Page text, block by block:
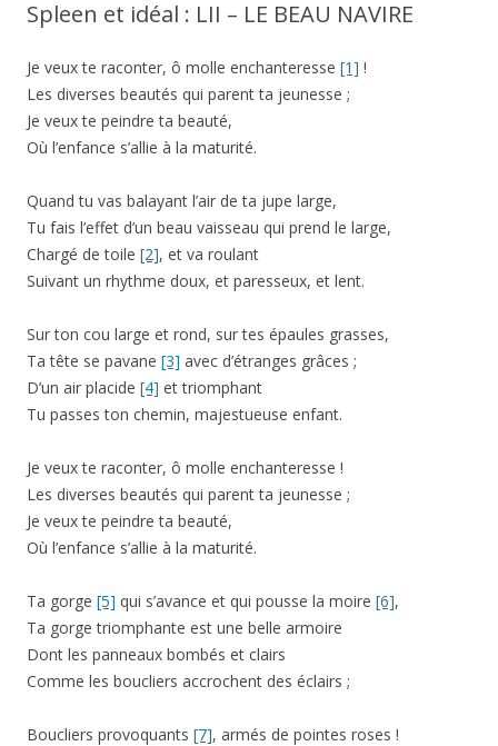
Spleen et idéal : LII – LE BEAU NAVIRE
Je veux te raconter, ô molle enchanteresse [1] !
Les diverses beautés qui parent ta jeunesse ;
Je veux te peindre ta beauté,
Où l’enfance s’allie à la maturité.
Quand tu vas balayant l’air de ta jupe large,
Tu fais l’effet d’un beau vaisseau qui prend le large,
Chargé de toile [2], et va roulant
Suivant un rhythme doux, et paresseux, et lent.
Sur ton cou large et rond, sur tes épaules grasses,
Ta tête se pavane [3] avec d’étranges grâces ;
D’un air placide [4] et triomphant
Tu passes ton chemin, majestueuse enfant.
Je veux te raconter, ô molle enchanteresse !
Les diverses beautés qui parent ta jeunesse ;
Je veux te peindre ta beauté,
Où l’enfance s’allie à la maturité.
Ta gorge [5] qui s’avance et qui pousse la moire [6],
Ta gorge triomphante est une belle armoire
Dont les panneaux bombés et clairs
Comme les boucliers accrochent des éclairs ;
Boucliers provoquants [7], armés de pointes roses !